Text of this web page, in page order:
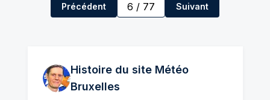
Précédent 6 / 77 Suivant
Histoire du site Météo
Bruxelles